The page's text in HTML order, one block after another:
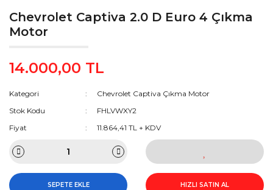
Chevrolet Captiva 2.0 D Euro 4 Çıkma
Motor
14.000,00 TL
Kategori
Chevrolet Captiva Çıkma Motor
Stok Kodu
FHLVWXY2
Fiyat
11.864,41 TL + KDV
SEPETE EKLE HIZLI SATIN AL